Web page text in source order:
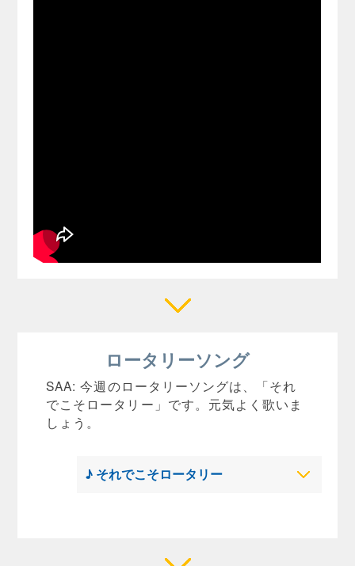
ロータリーソング
SAA: 今週のロータリーソングは、「それ
でこそロータリー」です。元気よく歌いま
しょう。
♪ それでこそロータリー